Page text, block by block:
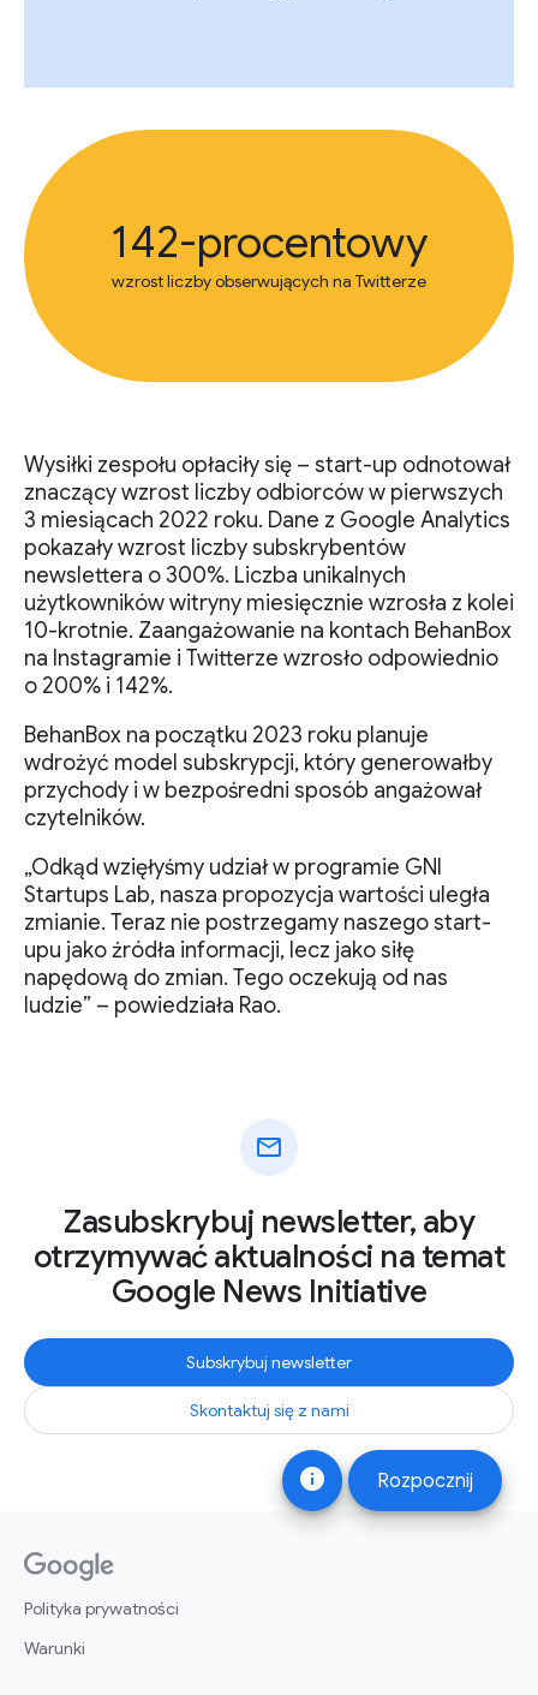
info Rozpocznij
142-procentowy
wzrost liczby obserwujących na Twitterze
Wysiłki zespołu opłaciły się – start-up odnotował
znaczący wzrost liczby odbiorców w pierwszych
3 miesiącach 2022 roku. Dane z Google Analytics
pokazały wzrost liczby subskrybentów
newslettera o 300%. Liczba unikalnych
użytkowników witryny miesięcznie wzrosła z kolei
10-krotnie. Zaangażowanie na kontach BehanBox
na Instagramie i Twitterze wzrosło odpowiednio
o 200% i 142%.
BehanBox na początku 2023 roku planuje
wdrożyć model subskrypcji, który generowałby
przychody i w bezpośredni sposób angażował
czytelników.
„Odkąd wzięłyśmy udział w programie GNI
Startups Lab, nasza propozycja wartości uległa
zmianie. Teraz nie postrzegamy naszego start-
upu jako źródła informacji, lecz jako siłę
napędową do zmian. Tego oczekują od nas
ludzie” – powiedziała Rao.
mail
Zasubskrybuj newsletter, aby
otrzymywać aktualności na temat
Google News Initiative
Subskrybuj newsletter
Skontaktuj się z nami
Polityka prywatności
Warunki